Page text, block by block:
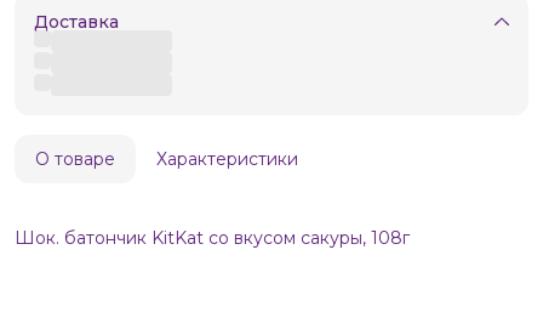
Доставка
О товаре Характеристики
Шок. батончик KitKat со вкусом сакуры, 108г